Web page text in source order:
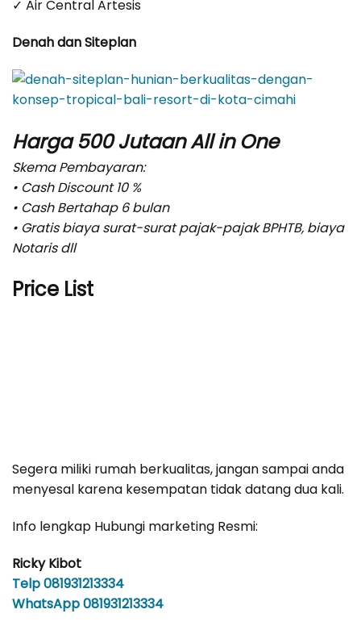
✓ Air Central Artesis
Denah dan Siteplan
Harga 500 Jutaan All in One
Skema Pembayaran:
• Cash Discount 10 %
• Cash Bertahap 6 bulan
• Gratis biaya surat-surat pajak-pajak BPHTB, biaya
Notaris dll
Price List
Segera miliki rumah berkualitas, jangan sampai anda
menyesal karena kesempatan tidak datang dua kali.
Info lengkap Hubungi marketing Resmi:
Ricky Kibot
Telp 081931213334
WhatsApp 081931213334